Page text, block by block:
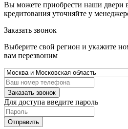
Вы можете приобрести наши двери
кредитования уточняйте у
Заказать звонок
Выберите свой регион и укажите
вам перезвоним
Заказать звонок
Для доступа введите пароль
Отправить